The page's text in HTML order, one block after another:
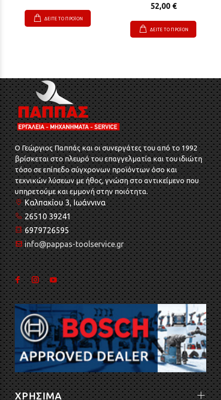
ΔΕΙΤΕ ΤΟ ΠΡΟΪΟΝ
52,00 €
ΔΕΙΤΕ ΤΟ ΠΡΟΪΟΝ
O Γεώργιος Παππάς και οι συνεργάτες του από το 1992
βρίσκεται στο πλευρό του επαγγελματία και του ιδιώτη
τόσο σε επίπεδο σύγχρονων προϊόντων όσο και
τεχνικών λύσεων με ήθος, γνώση στο αντικείμενο που
υπηρετούμε και εμμονή στην ποιότητα.
Καλπακίου 3, Ιωάννινα
26510 39241
6979726595
info@pappas-toolservice.gr
ΧΡΗΣΙΜΑ